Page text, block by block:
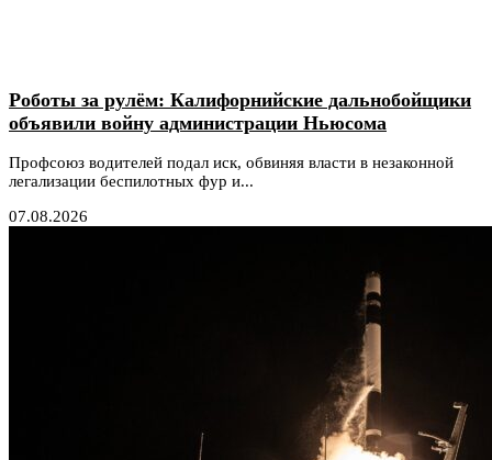
Роботы за рулём: Калифорнийские дальнобойщики
объявили войну администрации Ньюсома
Профсоюз водителей подал иск, обвиняя власти в незаконной
легализации беспилотных фур и...
07.08.2026